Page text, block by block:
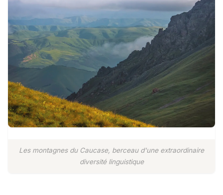
Les montagnes du Caucase, berceau d'une extraordinaire
diversité linguistique